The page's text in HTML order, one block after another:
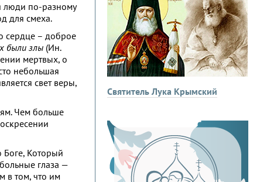
люди по-разному
для смеха.
сердце – доброе
были злы (Ин.
мертвых, о
небольшая
свет веры,
Чем больше
Который
глаза —
в том, что им
Святитель Лука Крымский